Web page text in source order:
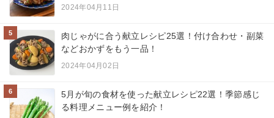
2024年04月11日
5
肉じゃがに合う献立レシピ25選！付け合わせ・副菜
などおかずをもう一品！
2024年04月02日
6
5月が旬の食材を使った献立レシピ22選！季節感じ
る料理メニュー例を紹介！